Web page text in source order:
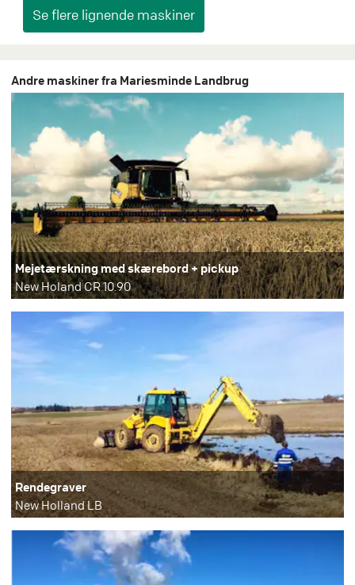
Andre maskiner fra Mariesminde Landbrug
Mejetærskning med skærebord + pickup
New Holand CR 10.90
Rendegraver
New Holland LB